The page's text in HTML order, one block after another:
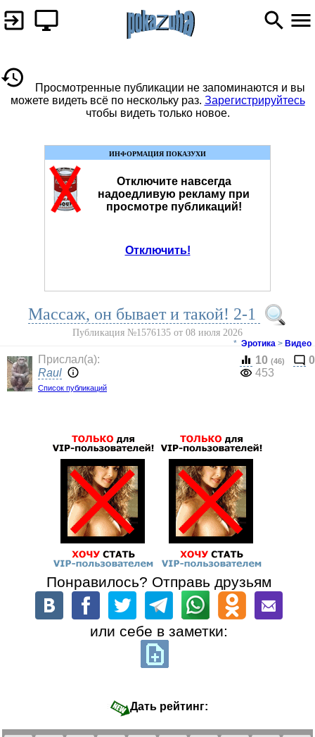
Просмотренные публикации не запоминаются и вы
можете видеть всё по нескольку раз. Зарегистрируйтесь
чтобы видеть только новое.
ИНФОРМАЦИЯ ПОКАЗУХИ
Отключите навсегда
надоедливую рекламу при
просмотре публикаций!
Отключить!
Массаж, он бывает и такой! 2-1
Публикация №1576135 от 08 июля 2026
* Эротика > Видео
Прислал(a):
Raul
Список публикаций
10 (46)
0
453
Понравилось? Отправь друзьям
или себе в заметки:
Дать рейтинг: